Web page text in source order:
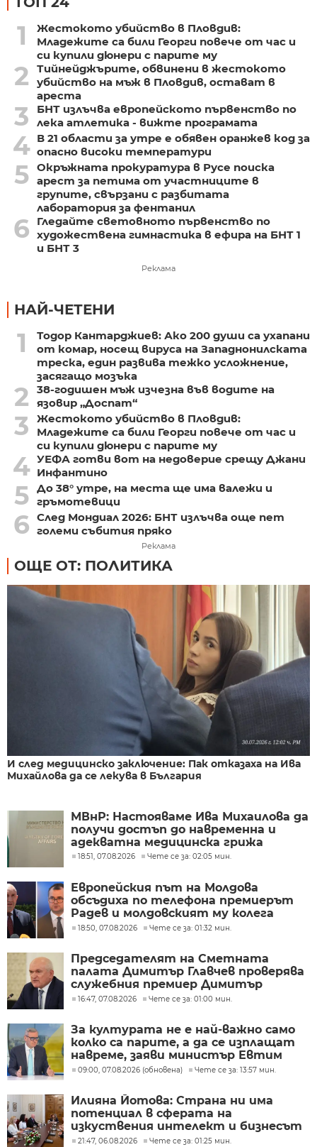
1
Жестокото убийство в Пловдив:
Младежите са били Георги повече от час и
си купили дюнери с парите му
2
Тийнейджърите, обвинени в жестокото
убийство на мъж в Пловдив, остават в
ареста
3
БНТ излъчва европейското първенство по
лека атлетика - вижте програмата
4 В 21 области за утре е обявен оранжев код за
опасно високи температури
5 Окръжната прокуратура в Русе поиска
арест за петима от участниците в
групите, свързани с разбитата
лаборатория за фентанил
6
Гледайте световното първенство по
художествена гимнастика в ефира на БНТ 1
и БНТ 3
Реклама
НАЙ-ЧЕТЕНИ
1
Тодор Кантарджиев: Ако 200 души са ухапани
от комар, носещ вируса на Западнонилската
треска, един развива тежко усложнение,
засягащо мозъка
2
38-годишен мъж изчезна във водите на
язовир „Доспат“
3
Жестокото убийство в Пловдив:
Младежите са били Георги повече от час и
си купили дюнери с парите му
4 УЕФА готви вот на недоверие срещу Джани
Инфантино
5 До 38° утре, на места ще има валежи и
гръмотевици
6 След Мондиал 2026: БНТ излъчва още пет
големи събития пряко
Реклама
ОЩЕ ОТ: ПОЛИТИКА
И след медицинско заключение: Пак отказаха на Ива
Михайлова да се лекува в България
МВнР: Настояваме Ива Михаилова да
получи достъп до навременна и
адекватна медицинска грижа
18:51, 07.08.2026 Чете се за: 02:05 мин.
Европейския път на Молдова
обсъдиха по телефона премиерът
Радев и молдовският му колега
Тофан
18:50, 07.08.2026 Чете се за: 01:32 мин.
Председателят на Сметната
палата Димитър Главчев проверява
служебния премиер Димитър
Главчев?
16:47, 07.08.2026 Чете се за: 01:00 мин.
За културата не е най-важно само
колко са парите, а да се изплащат
навреме, заяви министър Евтим
Милошев
09:00, 07.08.2026 (обновена) Чете се за: 13:57 мин.
Илияна Йотова: Страна ни има
потенциал в сферата на
изкуствения интелект и бизнесът
забелязва тези перспективи
21:47, 06.08.2026 Чете се за: 01:25 мин.